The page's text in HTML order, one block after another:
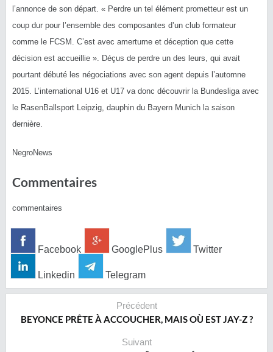
l’annonce de son départ. « Perdre un tel élément prometteur est un
coup dur pour l’ensemble des composantes d’un club formateur
comme le FCSM. C’est avec amertume et déception que cette
décision est accueillie ». Déçus de perdre un des leurs, qui avait
pourtant débuté les négociations avec son agent depuis l’automne
2015. L’international U16 et U17 va donc découvrir la Bundesliga avec
le RasenBallsport Leipzig, dauphin du Bayern Munich la saison
dernière.
NegroNews
Commentaires
commentaires
Facebook GooglePlus Twitter
Linkedin Telegram
Précédent
BEYONCE PRÊTE À ACCOUCHER, MAIS OÙ EST JAY-Z ?
Suivant